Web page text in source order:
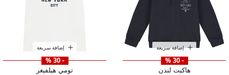
إضافة سريعة
- 30 %
هاكيت لندن
إضافة سريعة
- 30 %
تومي هيلفيغر